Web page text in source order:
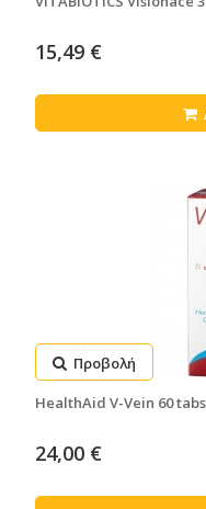
15,49 €
Προβολή
HealthAid V-Vein 60 tabs
24,00 €